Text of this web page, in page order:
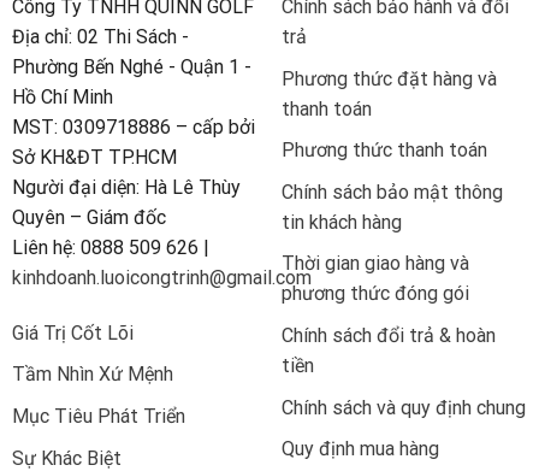
Công Ty TNHH QUINN GOLF
Địa chỉ: 02 Thi Sách -
Phường Bến Nghé - Quận 1 -
Hồ Chí Minh
MST: 0309718886 – cấp bởi
Sở KH&ĐT TP.HCM
Người đại diện: Hà Lê Thùy
Quyên – Giám đốc
Liên hệ: 0888 509 626 |
kinhdoanh.luoicongtrinh@gmail.com
Giá Trị Cốt Lõi
Tầm Nhìn Xứ Mệnh
Mục Tiêu Phát Triển
Sự Khác Biệt
Chính sách bảo hành và đổi
trả
Phương thức đặt hàng và
thanh toán
Phương thức thanh toán
Chính sách bảo mật thông
tin khách hàng
Thời gian giao hàng và
phương thức đóng gói
Chính sách đổi trả & hoàn
tiền
Chính sách và quy định chung
Quy định mua hàng